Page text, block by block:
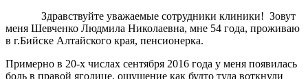
Здравствуйте уважаемые сотрудники клиники! Зовут
меня Шевченко Людмила Николаевна, мне 54 года, проживаю
в г.Бийске Алтайского края, пенсионерка.
Примерно в 20-х числах сентября 2016 года у меня появилась
боль в правой ягодице, ощущение как будто туда воткнули